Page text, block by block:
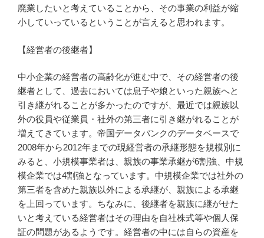
廃業したいと考えていることから、その事業の利益が縮
小していっているということが言えると思われます。
【経営者の後継者】
中小企業の経営者の高齢化が進む中で、その経営者の後
継者として、過去においては息子や娘といった親族へと
引き継がれることが多かったのですが、最近では親族以
外の役員や従業員・社外の第三者に引き継がれることが
増えてきています。帝国データバンクのデータベースで
2008年から2012年までの現経営者の承継形態を規模別に
みると、小規模事業者は、親族の事業承継が6割強、中規
模企業では4割強となっています。中規模企業では社外の
第三者を含めた親族以外による承継が、親族による承継
を上回っています。ちなみに、後継者を親族に継がせた
いと考えている経営者はその理由を自社株式等や個人保
証の問題があるようです。経営者の中には自らの資産を